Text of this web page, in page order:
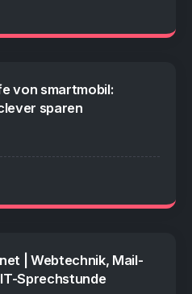
von smartmobil:
sparen
| Webtechnik, Mail-
IT-Sprechstunde